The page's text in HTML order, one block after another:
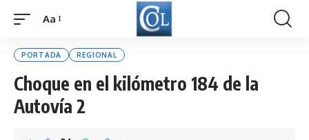
Font
Aa
PORTADA REGIONAL
Choque en el kilómetro 184 de la
Autovía 2